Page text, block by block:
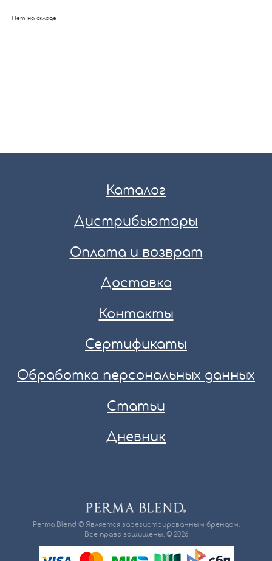
Нет на складе
Каталог
Дистрибьюторы
Оплата и возврат
Доставка
Контакты
Сертификаты
Обработка персональных данных
Статьи
Дневник
Perma Blend © Является зарегистрированным брендом.
Все права защищены. © 2026